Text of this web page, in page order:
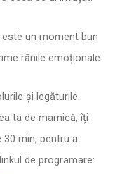
un moment bun
rănile emoționale.
și legăturile
ta de mamică, îți
min, pentru a
de programare: